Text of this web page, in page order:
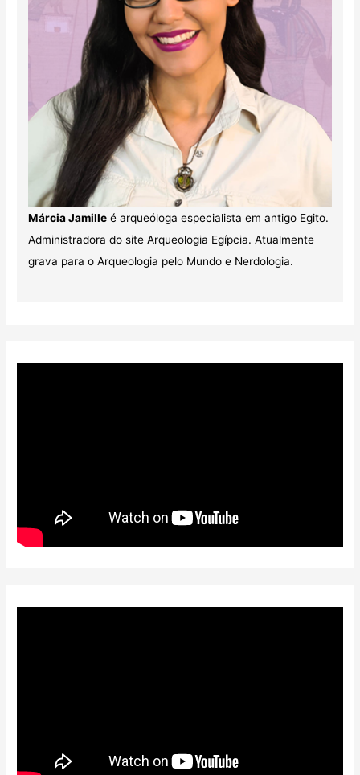
Márcia Jamilleé arqueóloga especialista em antigo Egito.
Administradora do site Arqueologia Egípcia. Atualmente
grava para o Arqueologia pelo Mundo e Nerdologia.